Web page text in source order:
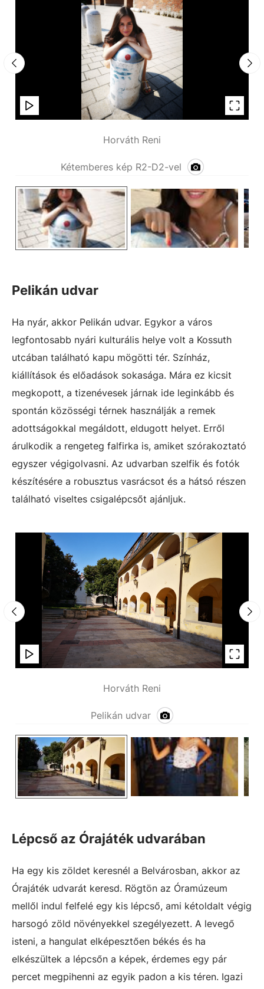
Horváth Reni
Kétemberes kép R2-D2-vel
Pelikán udvar
Ha nyár, akkor Pelikán udvar. Egykor a város
legfontosabb nyári kulturális helye volt a Kossuth
utcában található kapu mögötti tér. Színház,
kiállítások és előadások sokasága. Mára ez kicsit
megkopott, a tizenévesek járnak ide leginkább és
spontán közösségi térnek használják a remek
adottságokkal megáldott, eldugott helyet. Erről
árulkodik a rengeteg falfirka is, amiket szórakoztató
egyszer végigolvasni. Az udvarban szelfik és fotók
készítésére a robusztus vasrácsot és a hátsó részen
található viseltes csigalépcsőt ajánljuk.
Horváth Reni
Pelikán udvar
Lépcső az Órajáték udvarában
Ha egy kis zöldet keresnél a Belvárosban, akkor az
Órajáték udvarát keresd. Rögtön az Óramúzeum
mellől indul felfelé egy kis lépcső, ami kétoldalt végig
harsogó zöld növényekkel szegélyezett. A levegő
isteni, a hangulat elképesztően békés és ha
elkészültek a lépcsőn a képek, érdemes egy pár
percet megpihenni az egyik padon a kis téren. Igazi